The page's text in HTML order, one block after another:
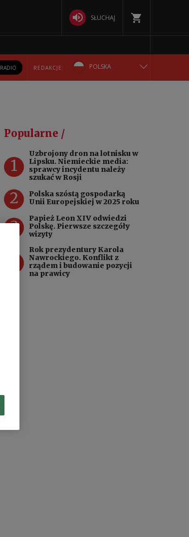
SŁUCHAJ
RADIO REDAKCJE: POLSKA
РУССКИЙ
УКРАЇНСЬКА
Popularne /
1
Uzbrojony dron na lotnisku w
Lipsku. Niemieckie media:
sprawcy incydentu należy
szukać w Rosji
2
Polska szóstą gospodarką
Unii Europejskiej w 2025 roku
3
Papież Leon XIV odwiedzi
Polskę. Pierwsze szczegóły
wizyty
Rok prezydentury Karola
Nawrockiego. Konflikt z
rządem i budowanie pozycji
na prawicy